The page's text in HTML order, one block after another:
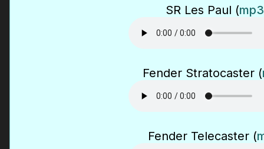
SR Les Paul (mp3
Fender Stratocaster (
Fender Telecaster (